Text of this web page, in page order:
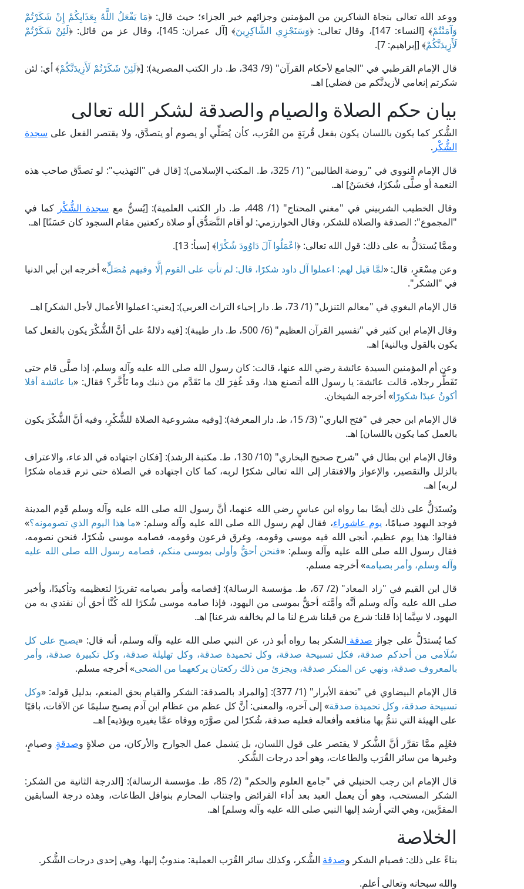
ووعد الله تعالى بنجاة الشاكرين من المؤمنين وجزائهم خير الجزاء؛ حيث قال: ﴿مَا يَفْعَلُ اللَّهُ بِعَذَابِكُمْ إِنْ شَكَرْتُمْ
وَآمَنْتُمْ﴾ [النساء: 147]، وقال تعالى: ﴿ وَسَنَجْزِي الشَّاكِرِينَ﴾ [آل عمران: 145]، وقال عز من قائل: ﴿
لَئِنْ شَكَرْتُمْ
لَأَزِيدَنَّكُمْ﴾ [إبراهيم: 7].
قال الإمام القرطبي في "الجامع لأحكام القرآن" (9/ 343، ط. دار الكتب المصرية): [﴿
لَئِنْ شَكَرْتُمْ لَأَزِيدَنَّكُمْ﴾ أي: لئن
شكرتم إنعامي لأزيدنَّكم من فضلي] اهـ.
بيان حكم الصلاة والصيام والصدقة لشكر الله تعالى
الشُّكر كما يكون باللسان يكون بفعل قُربَةٍ من القُرَب، كأن يُصَلِّي أو يصوم أو يتصدَّق، ولا يقتصر الفعل على سجدة
الشُّكْر .
قال الإمام النووي في "روضة الطالبين" (1/ 325، ط. المكتب الإسلامي): [قال في "التهذيب": لو تصدَّق صاحب هذه
النعمة أو صلَّى شُكرًا، فحَسَنٌ] اهـ.
وقال الخطيب الشربيني في "مغني المحتاج" (1/ 448، ط. دار الكتب العلمية): [يُسنُّ مع
سجدة الشُّكْر كما في
"المجموع": الصدقة والصلاة للشكر، وقال الخوارزمي: لو أقام التَّصَدُّق أو صلاة ركعتين مقام السجود كان حَسَنًا] اهـ.
وممَّا يُستدَلُّ به على ذلك: قول الله تعالى: ﴿اعْمَلُوا آلَ دَاوُودَ شُكْرًا﴾ [سبأ: 13].
وعن مِسْعَرٍ، قال: «لمَّا قيل لهم: اعملوا آل داود شكرًا، قال: لم تأتِ على القوم إلَّا وفيهم مُصَلٍّ» أخرجه ابن أبي الدنيا
في "الشكر".
قال الإمام البغوي في "معالم التنزيل" (1/ 73، ط. دار إحياء التراث العربي): [يعني: اعملوا الأعمال لأجل الشكر] اهـ.
وقال الإمام ابن كثير في "تفسير القرآن العظيم" (6/ 500، ط. دار طيبة): [فيه دلالةٌ على أنَّ الشُّكْرَ يكون بالفعل كما
يكون بالقول وبالنية] اهـ.
وعن أم المؤمنين السيدة عائشة رضي الله عنها، قالت: كان رسول الله صلى الله عليه وآله وسلم، إذا صلَّى قام حتى
تَفَطَّر رجلاه، قالت عائشة: يا رسول الله أتصنع هذا، وقد غُفِرَ لك ما تَقَدَّم من ذنبك وما تَأَخَّر؟ فقال: «يا عائشة أفلا
أكونُ عبدًا شكورًا» أخرجه الشيخان.
قال الإمام ابن حجر في "فتح الباري" (3/ 15، ط. دار المعرفة): [وفيه مشروعية الصلاة للشُّكْرِ، وفيه أنَّ الشُّكْرَ يكون
بالعمل كما يكون باللسان] اهـ.
وقال الإمام ابن بطال في "شرح صحيح البخاري" (10/ 130، ط. مكتبة الرشد): [فكان اجتهاده في الدعاء، والاعتراف
بالزلل والتقصير، والإعواز والافتقار إلى الله تعالى شكرًا لربه، كما كان اجتهاده في الصلاة حتى ترم قدماه شكرًا
لربه] اهـ.
ويُستَدَلُّ على ذلك أيضًا بما رواه ابن عباسٍ رضي الله عنهما، أنَّ رسول الله صلى الله عليه وآله وسلم قَدِم المدينة
فوجد اليهود صيامًا، يوم عاشوراء، فقال لهم رسول الله صلى الله عليه وآله وسلم: «ما هذا اليوم الذي تصومونه؟»
فقالوا: هذا يوم عظيم، أنجى الله فيه موسى وقومه، وغرق فرعون وقومه، فصامه موسى شُكرًا، فنحن نصومه،
فقال رسول الله صلى الله عليه وآله وسلم: «فنحن أحقُّ وأولى بموسى منكم، فصامه رسول الله صلى الله عليه
وآله وسلم، وأمر بصيامه» أخرجه مسلم.
قال ابن القيم في "زاد المعاد" (2/ 67، ط. مؤسسة الرسالة): [فصامه وأمر بصيامه تقريرًا لتعظيمه وتأكيدًا، وأخبر
صلى الله عليه وآله وسلم أنَّه وأمَّته أحقُّ بموسى من اليهود، فإذا صامه موسى شُكرًا لله كُنَّا أحق أن نقتدي به من
اليهود، لا سِيَّما إذا قلنا: شرع من قبلنا شرع لنا ما لم يخالفه شرعنا] اهـ.
كما يُستدَلُّ على جواز صدقة الشكر بما رواه أبو ذر، عن النبي صلى الله عليه وآله وسلم، أنه قال: «يصبح على كل
سُلَامى من أحدكم صدقة، فكل تسبيحة صدقة، وكل تحميدة صدقة، وكل تهليلة صدقة، وكل تكبيرة صدقة، وأمر
بالمعروف صدقة، ونهي عن المنكر صدقة، ويجزئ من ذلك ركعتان يركعهما من الضحى» أخرجه مسلم.
قال الإمام البيضاوي في "تحفة الأبرار" (1/ 377): [والمراد بالصدقة: الشكر والقيام بحق المنعم، بدليل قوله: «
وكل
تسبيحة صدقة، وكل تحميدة صدقة» إلى آخره، والمعنى: أنَّ كل عظم من عظام ابن آدم يصبح سليمًا عن الآفات، باقيًا
على الهيئة التي تتمُّ بها منافعه وأفعاله فعليه صدقة، شُكرًا لمن صوَّرَه ووقاه عمَّا يغيره ويؤذيه] اهـ.
فعُلِم ممَّا تقرَّر أنَّ الشُّكر لا يقتصر على قول اللسان، بل يَشمل عمل الجوارح والأركان، من صلاةٍ وصدقة ٍ وصيامٍ،
وغيرها من سائر القُرَب والطاعات، وهو أحد درجات الشُّكر.
قال الإمام ابن رجب الحنبلي في "جامع العلوم والحكم" (2/ 85، ط. مؤسسة الرسالة): [الدرجة الثانية من الشكر:
الشكر المستحب، وهو أن يعمل العبد بعد أداء الفرائض واجتناب المحارم بنوافل الطاعات، وهذه درجة السابقين
المقرَّبين، وهي التي أرشد إليها النبي صلى الله عليه وآله وسلم] اهـ.
الخلاصة
بناءً على ذلك: فصيام الشكر وصدقة الشُّكر، وكذلك سائر القُرَب العملية: مندوبٌ إليها، وهي إحدى درجات الشُّكر.
والله سبحانه وتعالى أعلم.